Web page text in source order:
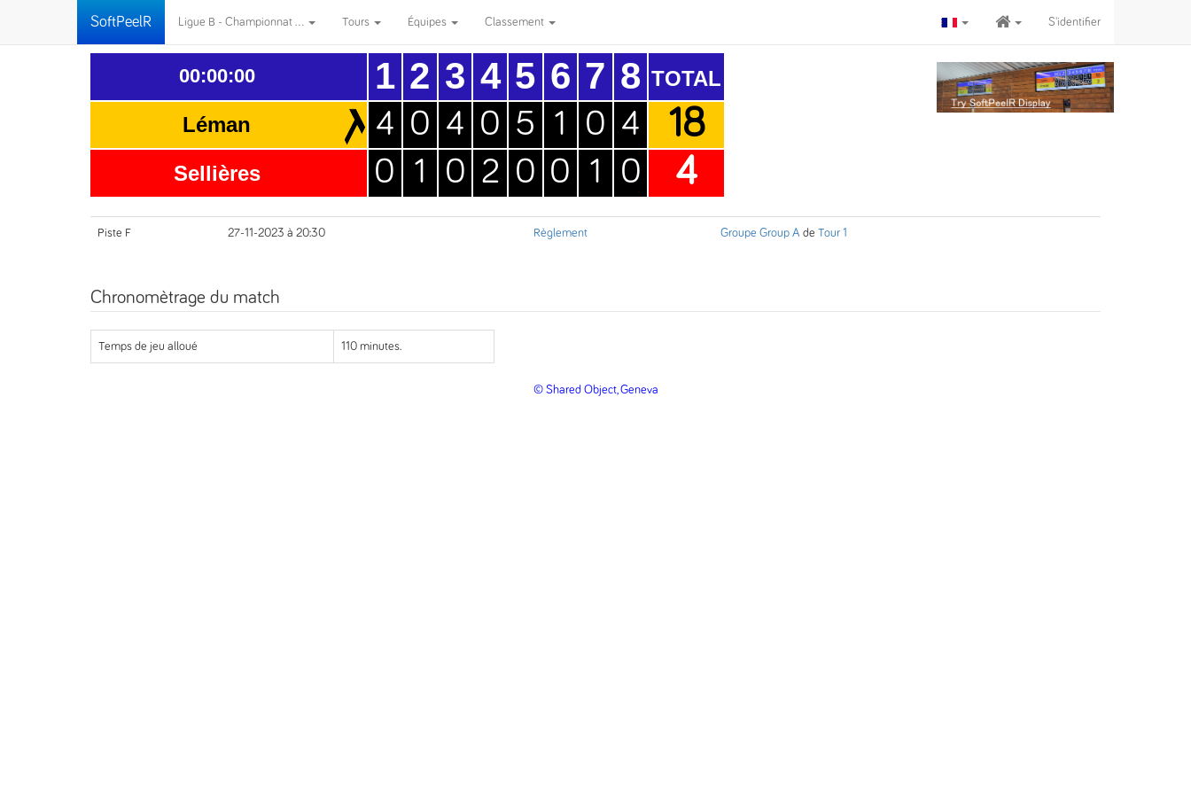
SoftPeelR Ligue B - Championnat ... Tours Équipes Classement S'identifier
00:00:00
Léman
Sellières
1
4
0
2
0
1
3
4
0
4
0
2
5
5
0
6
1
0
7
0
1
8
4
0
TOTAL
18
4
Piste F 27-11-2023 à 20:30 Règlement Groupe Group A de Tour 1
Chronomètrage du match
Temps de jeu alloué 110 minutes.
© Shared Object, Geneva